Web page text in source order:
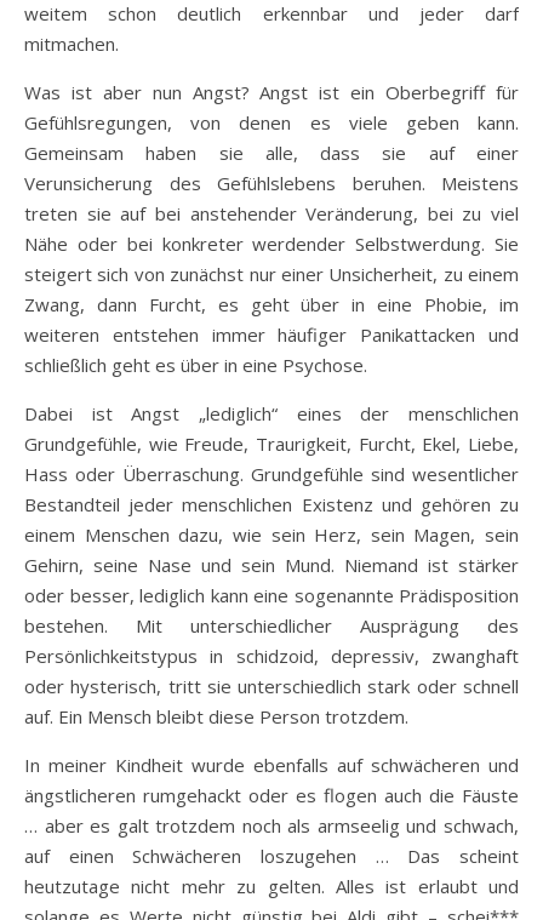
weitem schon deutlich erkennbar und jeder darf
mitmachen.
Was ist aber nun Angst? Angst ist ein Oberbegriff für
Gefühlsregungen, von denen es viele geben kann.
Gemeinsam haben sie alle, dass sie auf einer
Verunsicherung des Gefühlslebens beruhen. Meistens
treten sie auf bei anstehender Veränderung, bei zu viel
Nähe oder bei konkreter werdender Selbstwerdung. Sie
steigert sich von zunächst nur einer Unsicherheit, zu einem
Zwang, dann Furcht, es geht über in eine Phobie, im
weiteren entstehen immer häufiger Panikattacken und
schließlich geht es über in eine Psychose.
Dabei ist Angst „lediglich“ eines der menschlichen
Grundgefühle, wie Freude, Traurigkeit, Furcht, Ekel, Liebe,
Hass oder Überraschung. Grundgefühle sind wesentlicher
Bestandteil jeder menschlichen Existenz und gehören zu
einem Menschen dazu, wie sein Herz, sein Magen, sein
Gehirn, seine Nase und sein Mund. Niemand ist stärker
oder besser, lediglich kann eine sogenannte Prädisposition
bestehen. Mit unterschiedlicher Ausprägung des
Persönlichkeitstypus in schidzoid, depressiv, zwanghaft
oder hysterisch, tritt sie unterschiedlich stark oder schnell
auf. Ein Mensch bleibt diese Person trotzdem.
In meiner Kindheit wurde ebenfalls auf schwächeren und
ängstlicheren rumgehackt oder es flogen auch die Fäuste
… aber es galt trotzdem noch als armseelig und schwach,
auf einen Schwächeren loszugehen … Das scheint
heutzutage nicht mehr zu gelten. Alles ist erlaubt und